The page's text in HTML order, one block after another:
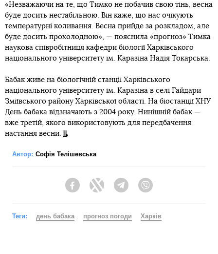
«Незважаючи на те, що Тимко не побачив свою тінь, весна
буде досить нестабільною. Він каже, що нас очікують
температурні коливання. Весна прийде за розкладом, але
буде досить прохолодною», — пояснила «прогноз» Тимка
наукова співробітниця кафедри біології Харківського
національного університету ім. Каразіна Надія Токарська.
Бабак живе на біологічній станції Харківського
національного університету ім. Каразіна в селі Гайдари
Зміївського району Харківської області. На біостанції ХНУ
День бабака відзначають з 2004 року. Нинішній бабак —
вже третій, якого використовують для передбачення
настання весни.
Автор: Софія Телішевська
FacebookTwitter Telegram
Теги: день бабака прогноз погоди Харків